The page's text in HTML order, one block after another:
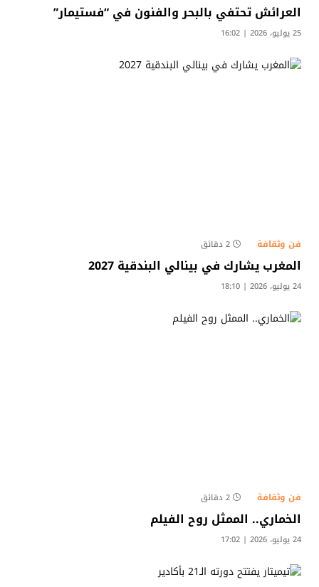
العرائش تحتفي بالبحر والفنون في “فستيمار”
25 يوليو، 2026 | 16:02
فن وثقافة 2 دقائق
المغرب يشارك في بينالي البندقية 2027
24 يوليو، 2026 | 18:10
فن وثقافة 2 دقائق
الخماري.. الممثل روح الفيلم
24 يوليو، 2026 | 17:02